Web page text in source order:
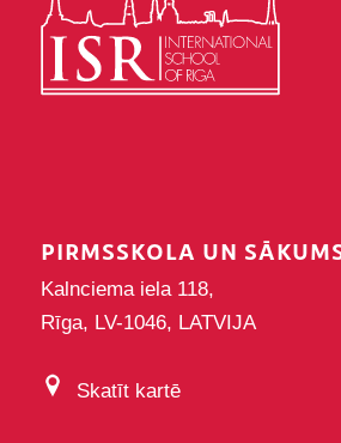
PIRMSSKOLA UN
Kalnciema iela 118,
Rīga, LV-1046, LATVIJA
Skatīt kartē